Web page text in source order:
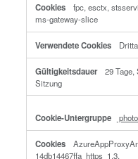
Unbedingt
Diese Cookies sind
Ihren Systemen nicht
Cookies nur als
Dienstanforderung
blockiert oder Sie über
Bereiche der Website
speichern keine